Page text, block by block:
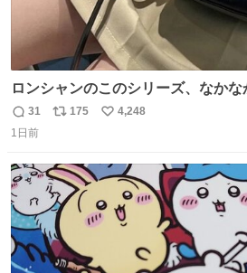
ロンシャンのこのシリーズ、なか
ール価格になってる🖤✨レザーなの
持ってるだけでコーデが格上げされ
返
信
31
リ
ト
数
175
い
数
4,248
1日前